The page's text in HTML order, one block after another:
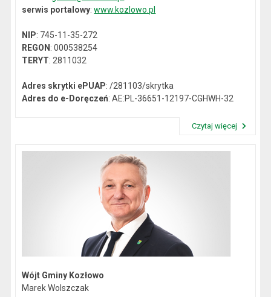
serwis portalowy:www.kozlowo.pl
NIP: 745-11-35-272
REGON: 000538254
TERYT: 2811032
Adres skrytki ePUAP: /281103/skrytka
Adres do e-Doręczeń: AE:PL-36651-12197-CGHWH-32
Czytaj więcej
Wójt Gminy Kozłowo
Marek Wolszczak